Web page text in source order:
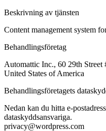
Beskrivning av tjänsten
Content management system
Behandlingsföretag
Automattic Inc., 60 29th Street
United States of America
Behandlingsföretagets
Nedan kan du hitta e-
dataskyddsansvariga.
privacy@wordpress.com